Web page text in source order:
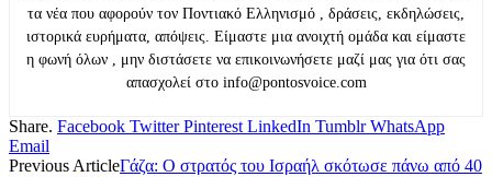
τα νέα που αφορούν τον Ποντιακό Ελληνισμό , δράσεις, εκδηλώσεις,
ιστορικά ευρήματα, απόψεις. Είμαστε μια ανοιχτή ομάδα και είμαστε
η φωνή όλων , μην διστάσετε να επικοινωνήσετε μαζί μας για ότι σας
απασχολεί στο info@pontosvoice.com
Share. Facebook Twitter Pinterest LinkedIn Tumblr WhatsApp
Email
Previous ArticleΓάζα: Ο στρατός του Ισραήλ σκότωσε πάνω από 40